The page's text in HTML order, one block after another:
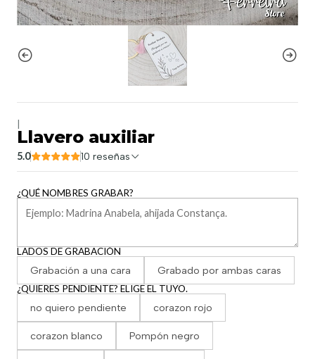
Llavero auxiliar
5.0 10 reseñas
¿QUÉ NOMBRES GRABAR?
LADOS DE GRABACIÓN
Grabación a una cara Grabado por ambas caras
¿QUIERES PENDIENTE? ELIGE EL TUYO.
no quiero pendiente corazon rojo
corazon blanco Pompón negro